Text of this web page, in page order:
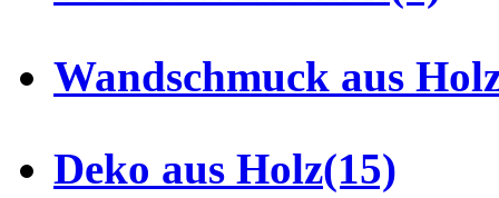
Wandschmuck aus
Deko aus Holz(15)